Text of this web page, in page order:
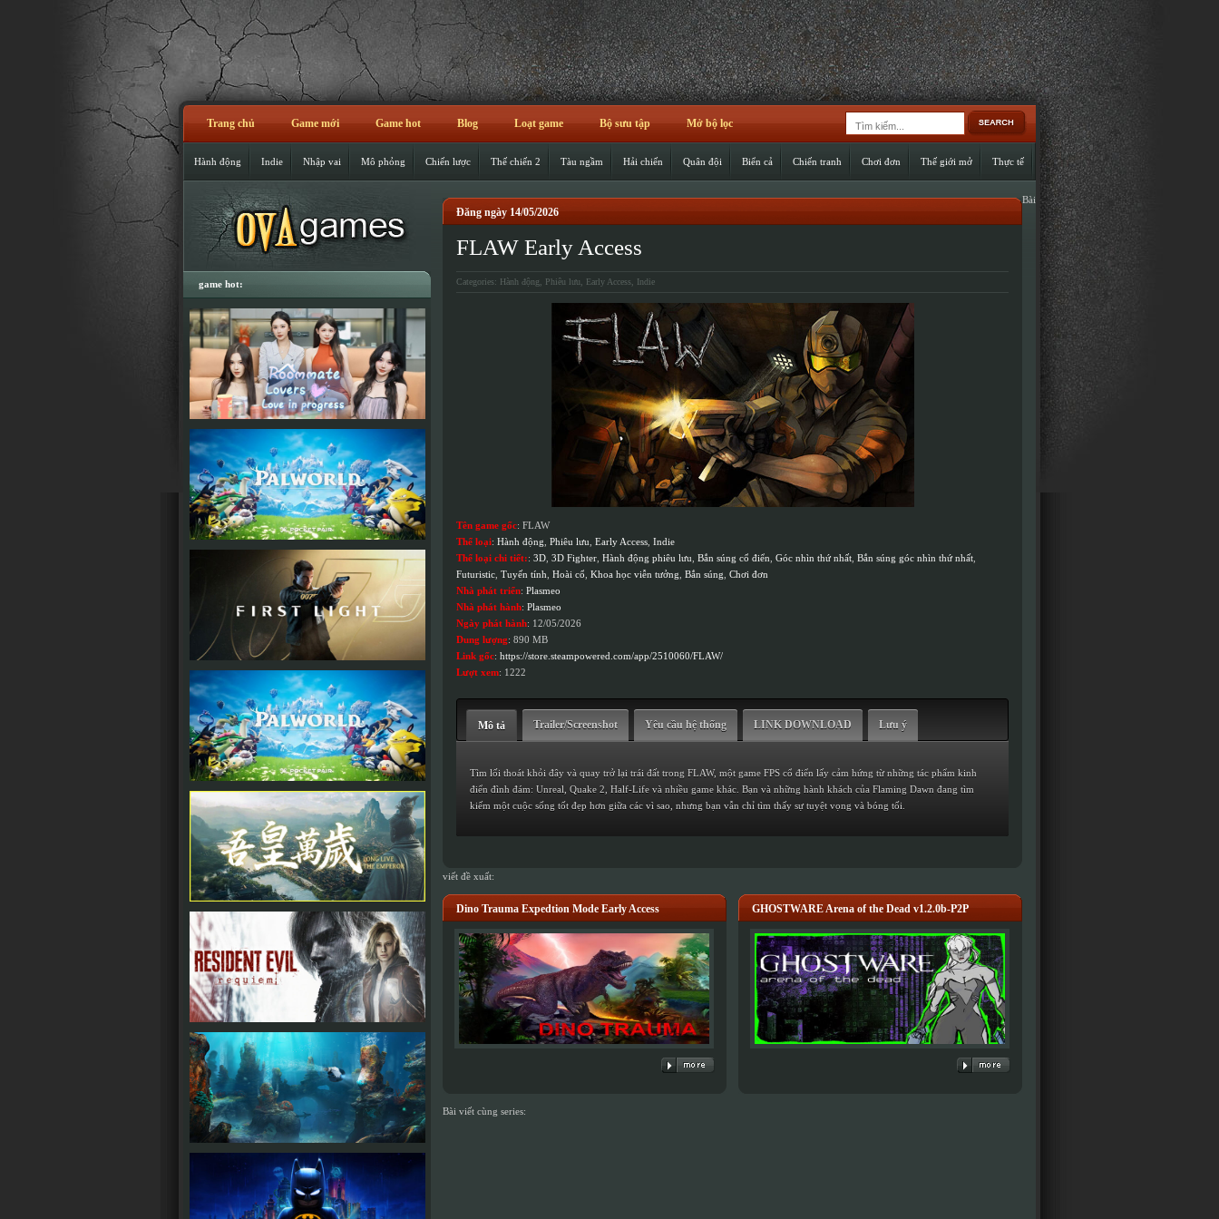
Trang chủ Game mới Game hot Blog Loạt game Bộ sưu tập Mở bộ lọc
Hành động Indie Nhập vai Mô phỏng Chiến lược Thế chiến 2 Tàu ngầm Hải chiến Quân đội Biển cả Chiến tranh Chơi đơn Thế giới mở Thực tế
Đăng ngày 14/05/2026
FLAW Early Access
Categories: Hành động Phiêu lưu Early Access Indie
Tên game gốc: FLAW
Thể loại: Hành động Phiêu lưu Early Access Indie
Thể loại chi tiết:: 3D 3D Fighter Hành động phiêu lưu Bắn súng cổ điển Góc nhìn thứ nhất Bắn súng góc nhìn thứ nhất
Futuristic Tuyến tính Hoài cổ Khoa học viễn tưởng Bắn súng Chơi đơn
Nhà phát triển: Plasmeo
Nhà phát hành: Plasmeo
Ngày phát hành: 12/05/2026
Dung lượng: 890 MB
Link gốc: https://store.steampowered.com/app/2510060/FLAW/
Lượt xem: 1222
Mô tả Trailer/Screenshot Yêu cầu hệ thống LINK DOWNLOAD Lưu ý
Tìm lối thoát khỏi đây và quay trở lại trái đất trong FLAW, một game FPS cổ điển lấy cảm hứng từ những tác phẩm kinh
điển đình đám: Unreal, Quake 2, Half-Life và nhiều game khác. Bạn và những hành khách của Flaming Dawn đang tìm
kiếm một cuộc sống tốt đẹp hơn giữa các vì sao, nhưng bạn vẫn chỉ tìm thấy sự tuyệt vọng và bóng tối.
Bài
viết đề xuất:
Dino Trauma Expedtion Mode Early Access GHOSTWARE Arena of the Dead v1.2.0b-P2P
Bài viết cùng series:
game hot: